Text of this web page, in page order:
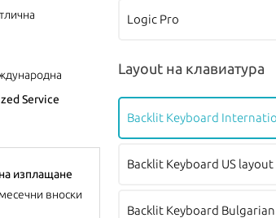
Service
изплащане
вноски
Logic Pro
Layout на клавиатура
Backlit Keyboard
Backlit Keyboard US layout
Backlit Keyboard